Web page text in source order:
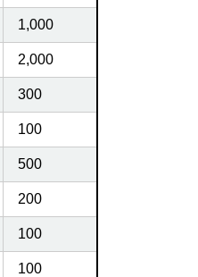
1,000
2,000
300
100
500
200
100
100